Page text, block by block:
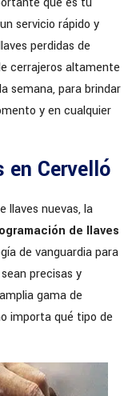
servicio rápido y
perdidas de
cerrajeros altamente
semana, para brindar
y en cualquier
en Cervelló
llaves nuevas, la
de llaves
de vanguardia para
precisas y
gama de
importa qué tipo de